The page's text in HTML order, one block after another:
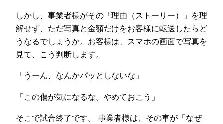
しかし、事業者様がその「理由（ストーリー）」を理
解せず、ただ写真と金額だけをお客様に転送したらど
うなるでしょうか。お客様は、スマホの画面で写真を
見て、こう判断します。
「うーん、なんかパッとしないな」
「この傷が気になるな。やめておこう」
そこで試合終了です。 事業者様は、その車が「なぜ